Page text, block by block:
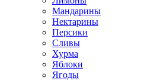
Мандарины
Нектарины
Персики
Сливы
Хурма
Яблоки
Ягоды